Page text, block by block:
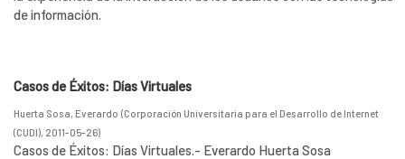
de información.
Casos de Éxitos: Días Virtuales
Huerta Sosa, Everardo (Corporación Universitaria para el Desarrollo de Internet
(CUDI), 2011-05-26)
Casos de Éxitos: Días Virtuales.- Everardo Huerta Sosa